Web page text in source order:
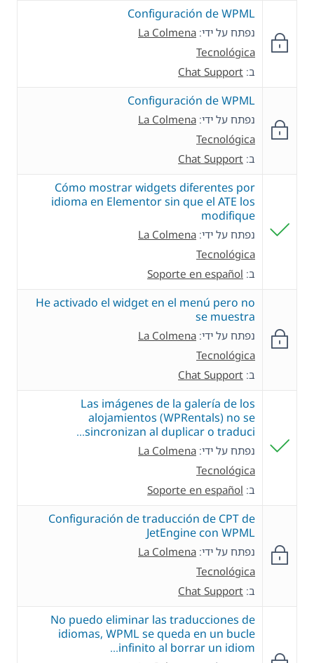
Configuración de WPML
נפתח על ידי: La Colmena
Tecnológica
ב: Chat Support
Configuración de WPML
נפתח על ידי: La Colmena
Tecnológica
ב: Chat Support
Cómo mostrar widgets diferentes por
idioma en Elementor sin que el ATE los
modifique
נפתח על ידי: La Colmena
Tecnológica
ב: Soporte en español
He activado el widget en el menú pero no
se muestra
נפתח על ידי: La Colmena
Tecnológica
ב: Chat Support
Las imágenes de la galería de los
alojamientos (WPRentals) no se
sincronizan al duplicar o traduci…
נפתח על ידי: La Colmena
Tecnológica
ב: Soporte en español
Configuración de traducción de CPT de
JetEngine con WPML
נפתח על ידי: La Colmena
Tecnológica
ב: Chat Support
No puedo eliminar las traducciones de
idiomas, WPML se queda en un bucle
infinito al borrar un idiom…